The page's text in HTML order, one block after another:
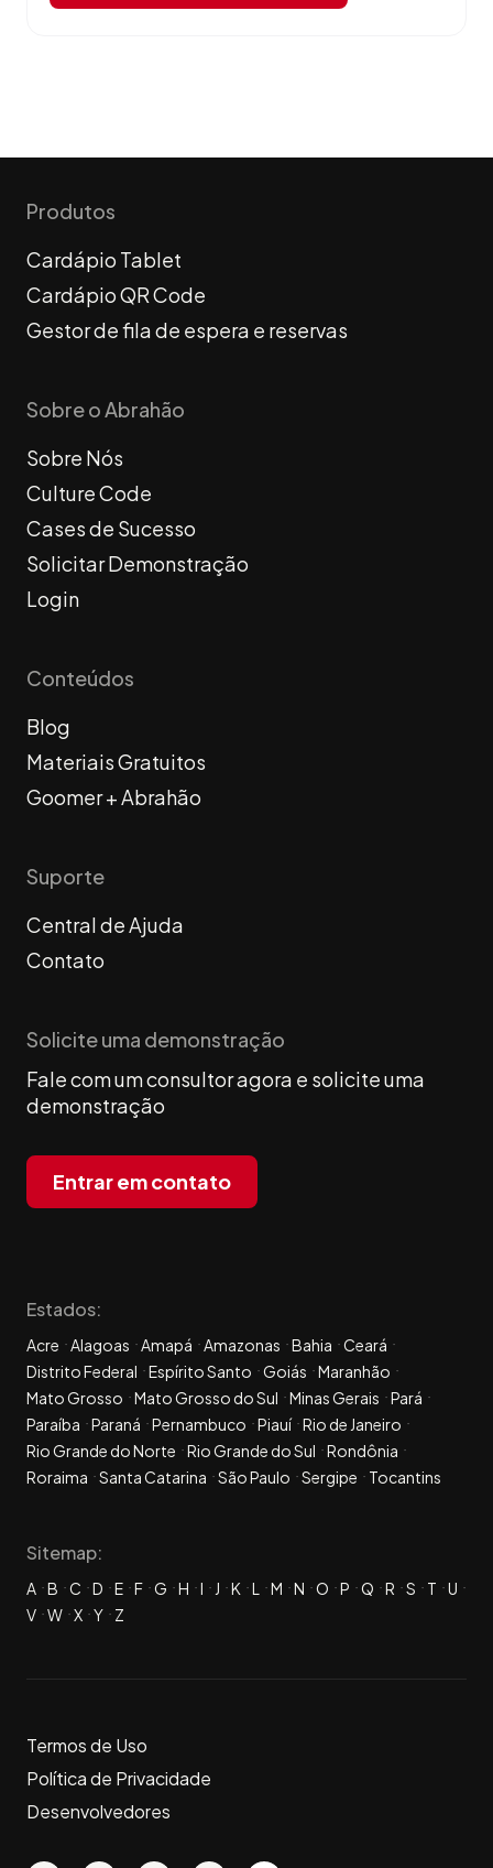
Produtos
Cardápio Tablet
Cardápio QR Code
Gestor de fila de espera e reservas
Sobre o Abrahão
Sobre Nós
Culture Code
Cases de Sucesso
Solicitar Demonstração
Login
Conteúdos
Blog
Materiais Gratuitos
Goomer + Abrahão
Suporte
Central de Ajuda
Contato
Solicite uma demonstração
Fale com um consultor agora e solicite uma
demonstração
Entrar em contato
Estados:
Acre Alagoas Amapá Amazonas Bahia
Ceará
Distrito Federal
Espírito Santo Goiás
Maranhão
Mato Grosso
Mato Grosso do Sul Minas Gerais
Pará
Paraíba
Paraná Pernambuco Piauí Rio de Janeiro
Rio Grande do Norte
Rio Grande do Sul
Rondônia
Roraima
Santa Catarina São Paulo Sergipe Tocantins
Sitemap:
A B C D E F G H I J K L M N O P Q R S T
U
V W X Y Z
Termos de Uso
Política de Privacidade
Desenvolvedores